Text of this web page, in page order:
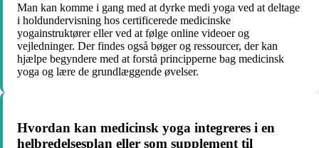
Man kan komme i gang med at dyrke medi yoga ved at deltage
i holdundervisning hos certificerede medicinske
yogainstruktører eller ved at følge online videoer og
vejledninger. Der findes også bøger og ressourcer, der kan
hjælpe begyndere med at forstå principperne bag medicinsk
yoga og lære de grundlæggende øvelser.
Hvordan kan medicinsk yoga integreres i en
helbredelsesplan eller som supplement til